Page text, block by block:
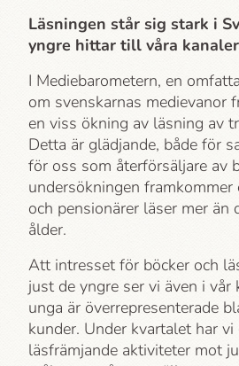
Läsningen står sig stark i
yngre hittar till våra kanaler
I Mediebarometern, en
om svenskarnas medievanor
en viss ökning av läsning av
Detta är glädjande, både för
för oss som återförsäljare av
undersökningen
och pensionärer läser mer än
ålder.
Att intresset för böcker och
just de yngre ser vi även i vår
unga är överrepresenterade
kunder. Under kvartalet har
läsfrämjande aktiviteter mot